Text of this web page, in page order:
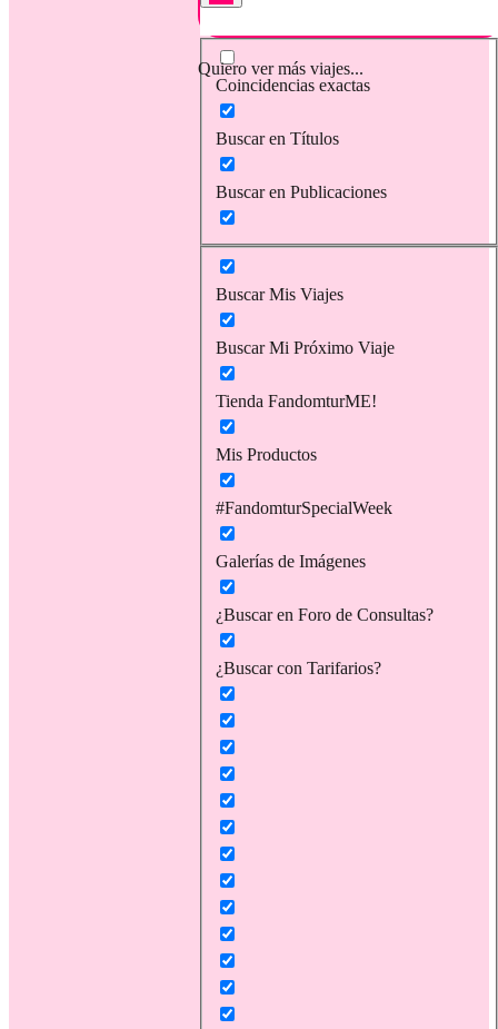
Quiero ver más viajes...
Coincidencias exactas
Buscar en Títulos
Buscar en Publicaciones
Buscar Mis Viajes
Buscar Mi Próximo Viaje
Tienda FandomturME!
Mis Productos
#FandomturSpecialWeek
Galerías de Imágenes
¿Buscar en Foro de Consultas?
¿Buscar con Tarifarios?